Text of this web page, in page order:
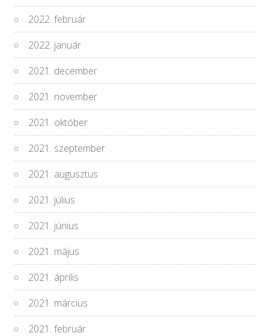
2022. február
2022. január
2021. december
2021. november
2021. október
2021. szeptember
2021. augusztus
2021. július
2021. június
2021. május
2021. április
2021. március
2021. február